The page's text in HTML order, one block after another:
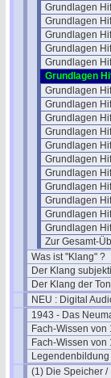
Grundlagen
Grundlagen
Grundlagen
Grundlagen
Grundlagen
Grundlagen
Grundlagen
Grundlagen
Grundlagen
Grundlagen
Grundlagen
Grundlagen
Grundlagen
Grundlagen
Grundlagen
Grundlagen
Grundlagen
Zur Gesamt-
Was ist "Klang" ?
Der Klang
Der Klang der
NEU : Digital
1943 - Das
Fach-Wissen von
Fach-Wissen von
(1) Die Speicher /